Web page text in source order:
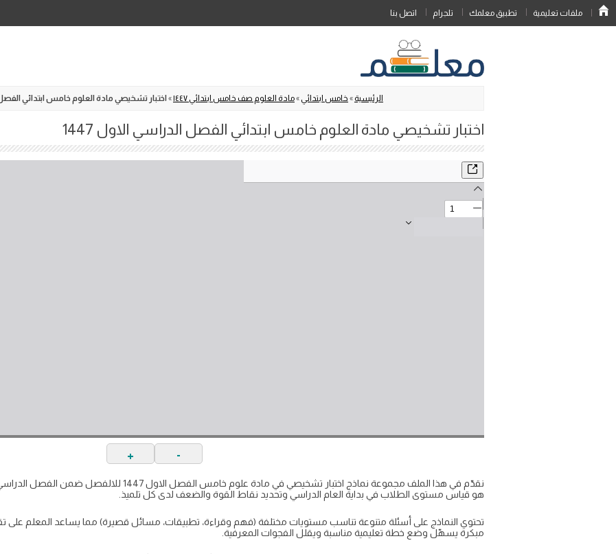
ملفات تعليمية تطبيق معلمك تلجرام اتصل بنا
الرئيسية » خامس ابتدائي »مادة العلوم صف خامس ابتدائي ١٤٤٧ » اختبار تشخيصي مادة العلوم خامس ابتدائي الفصل
اختبار تشخيصي مادة العلوم خامس ابتدائي الفصل الدراسي الاول 1447
-
+
هو قياس مستوى الطلاب في بداية العام الدراسي وتحديد نقاط القوة والضعف لدى كل تلميذ.
تحتوي النماذج على أسئلة متنوعة تناسب مستويات مختلفة (فهم وقراءة، تطبيقات، مسائل قصيرة) مما يساعد المعلم على
مبكرة يسهّل وضع خطة تعليمية مناسبة ويقلل الفجوات المعرفية.